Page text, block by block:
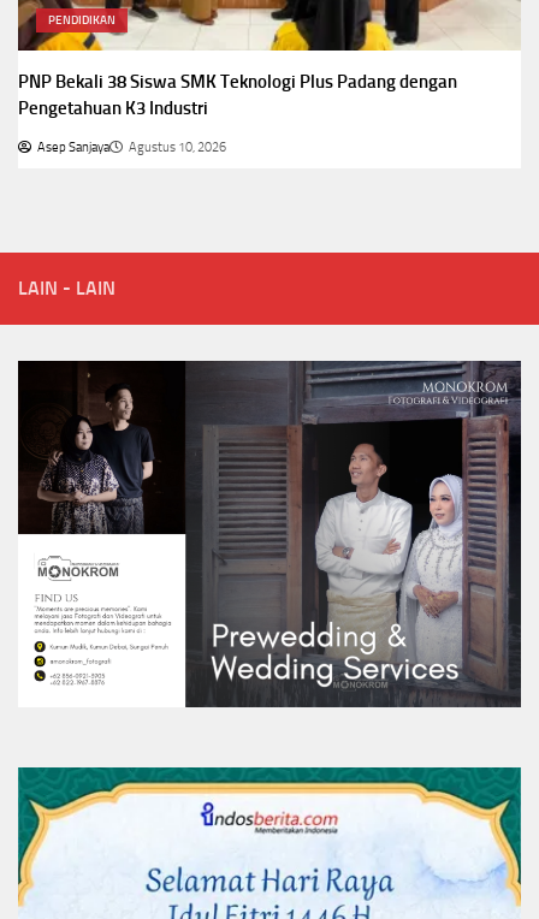
PENDIDIKAN
PNP Bekali 38 Siswa SMK Teknologi Plus Padang dengan
Pengetahuan K3 Industri
Asep Sanjaya Agustus 10, 2026
LAIN - LAIN